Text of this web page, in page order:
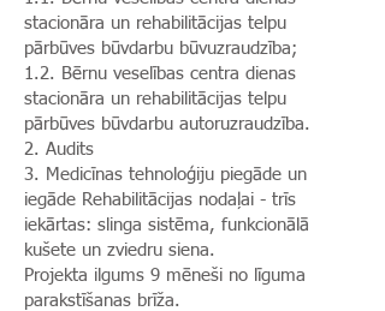
stacionāra un rehabilitācijas telpu
pārbūves būvdarbu būvuzraudzība;
1.2. Bērnu veselības centra dienas
stacionāra un rehabilitācijas telpu
pārbūves būvdarbu autoruzraudzība.
2. Audits
3. Medicīnas tehnoloģiju piegāde un
iegāde Rehabilitācijas nodaļai - trīs
iekārtas: slinga sistēma, funkcionālā
kušete un zviedru siena.
Projekta ilgums 9 mēneši no līguma
parakstīšanas brīža.